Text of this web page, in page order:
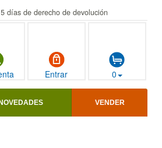
días de derecho de devolución
Entrar 0
NOVEDADES VENDER